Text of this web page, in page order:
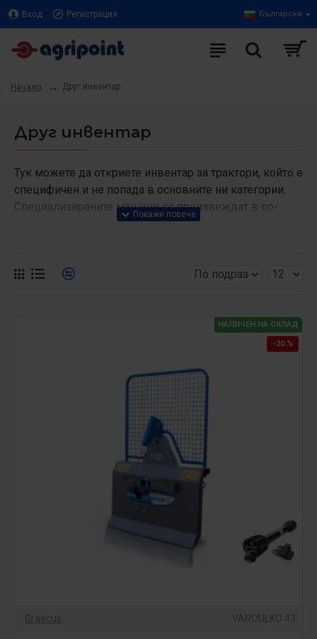
Вход Регистрация Български
Начало Друг инвентар
Друг инвентар
Тук можете да откриете инвентар за трактори, който е
специфичен и не попада в основните ни категории.
Специализираните машини се произвеждат в по-
малки количества и съответно се използват за
подобрили ефективността на стопанство и биха Ви
НАЛИЧЕН НА СКЛАД
-20 %
Graecus VAROULKO 43